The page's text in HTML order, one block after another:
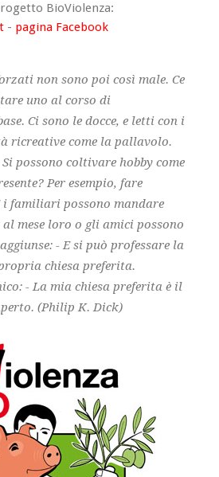
BioViolenza:
- pagina Facebook
non sono poi così male. Ce
uno al corso di
Ci sono le docce, e letti con i
ricreative come la pallavolo.
possono coltivare hobby come
Per esempio, fare
i familiari possono mandare
mese loro o gli amici possono
- E si può professare la
chiesa preferita.
- La mia chiesa preferita è il
(Philip K. Dick)